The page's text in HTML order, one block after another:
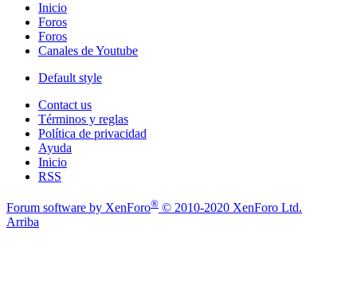
Inicio
Foros
Foros
Canales de Youtube
Default style
Contact us
Términos y reglas
Política de privacidad
Ayuda
Inicio
RSS
Forum software by XenForo® © 2010-2020 XenForo Ltd.
Arriba